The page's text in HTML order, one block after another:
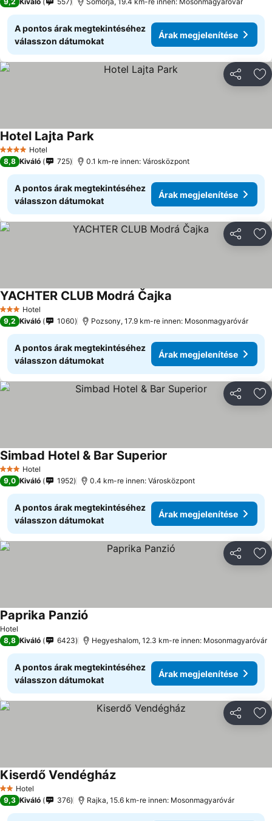
A pontos árak megtekintéséhez
válasszon dátumokat
Árak megjelenítése
4 KategóriaHotel
Hotel Lajta Park
8,8 Kiváló 725 0.1 km-re innen: Városközpont
A pontos árak megtekintéséhez
válasszon dátumokat
Árak megjelenítése
3 Kategória
Hotel
YACHTER CLUB Modrá Čajka
9,2 Kiváló 1060 Pozsony, 17.9 km-re innen: Mosonmagyaróvár
A pontos árak megtekintéséhez
válasszon dátumokat
Árak megjelenítése
3 Kategória
Hotel
Simbad Hotel & Bar Superior
9,0 Kiváló 1952 0.4 km-re innen: Városközpont
A pontos árak megtekintéséhez
válasszon dátumokat
Árak megjelenítése
Hotel
Paprika Panzió
8,8 Kiváló 6423 Hegyeshalom, 12.3 km-re innen: Mosonmagyaróvár
A pontos árak megtekintéséhez
válasszon dátumokat
Árak megjelenítése
2 Kategória
Hotel
Kiserdő Vendégház
9,3 Kiváló 376 Rajka, 15.6 km-re innen: Mosonmagyaróvár